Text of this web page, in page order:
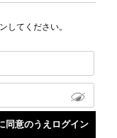
してください。